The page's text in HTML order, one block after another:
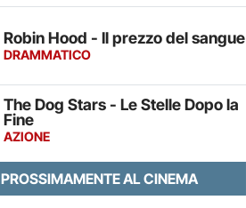
Robin Hood - Il prezzo del sangue
DRAMMATICO
The Dog Stars - Le Stelle Dopo la
Fine
AZIONE
PROSSIMAMENTE AL CINEMA